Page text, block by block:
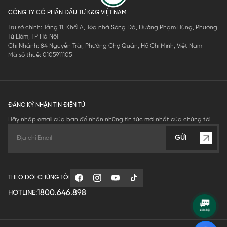
CÔNG TY CỔ PHẦN ĐẦU TƯ K&G VIỆT NAM
Trụ sở chính: Tầng 11, Khối A, Tòa nhà Sông Đà, Đường Phạm Hùng, Phường
Từ Liêm, TP Hà Nội
Chi Nhánh: 84 Nguyễn Trãi, Phường Chợ Quán, Hồ Chí Minh, Việt Nam
Mã số thuế: 0105911105
ĐĂNG KÝ NHẬN TIN ĐIỆN TỬ
Hãy nhập email của bạn để nhận những tin tức mới nhất của chúng tôi
GỬI
THEO DÕI CHÚNG TÔI
HOTLINE:1800.646.898